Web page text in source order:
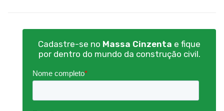
Cadastre-se no Massa Cinzenta e fique
por dentro do mundo da construção civil.